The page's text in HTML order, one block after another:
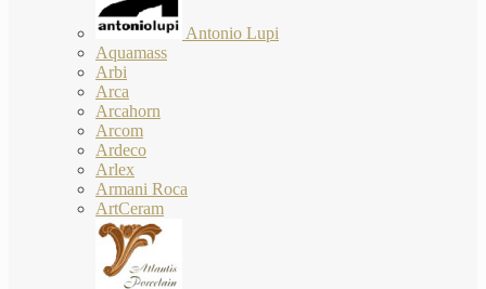
Antonio Lupi
Aquamass
Arbi
Arca
Arcahorn
Arcom
Ardeco
Arlex
Armani Roca
ArtCeram